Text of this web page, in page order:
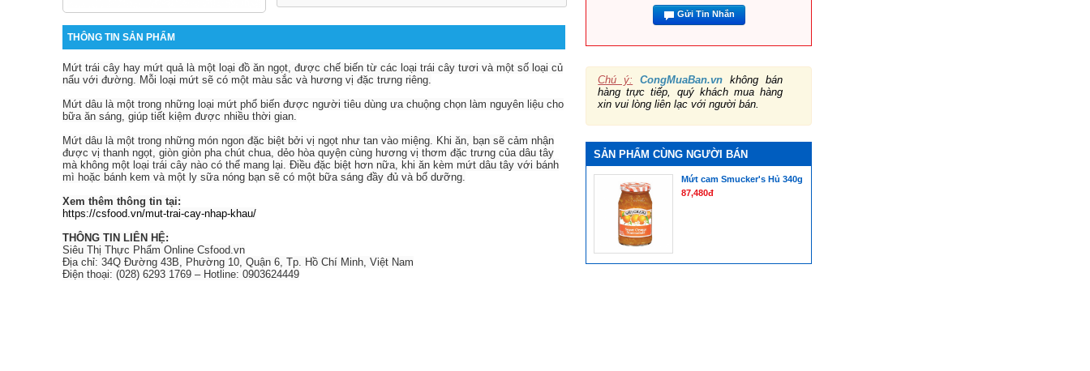
THÔNG TIN SẢN PHẨM
Mứt trái cây hay mứt quả là một loại đồ ăn ngọt, được chế biến từ các loại trái cây tươi và một số loại củ
nấu với đường. Mỗi loại mứt sẽ có một màu sắc và hương vị đặc trưng riêng.
Mứt dâu là một trong những loại mứt phổ biến được người tiêu dùng ưa chuộng chọn làm nguyên liệu cho
bữa ăn sáng, giúp tiết kiệm được nhiều thời gian.
Mứt dâu là một trong những món ngon đặc biệt bởi vị ngọt như tan vào miệng. Khi ăn, bạn sẽ cảm nhận
được vị thanh ngọt, giòn giòn pha chút chua, dẻo hòa quyện cùng hương vị thơm đặc trưng của dâu tây
mà không một loại trái cây nào có thể mang lại. Điều đặc biệt hơn nữa, khi ăn kèm mứt dâu tây với bánh
mì hoặc bánh kem và một ly sữa nóng bạn sẽ có một bữa sáng đầy đủ và bổ dưỡng.
Xem thêm thông tin tại:
https://csfood.vn/mut-trai-cay-nhap-khau/
THÔNG TIN LIÊN HỆ:
Siêu Thị Thực Phẩm Online Csfood.vn
Địa chỉ: 34Q Đường 43B, Phường 10, Quận 6, Tp. Hồ Chí Minh, Việt Nam
Điện thoại: (028) 6293 1769 – Hotline: 0903624449
Gửi Tin Nhắn
Chú ý: CongMuaBan.vn không bán
hàng trực tiếp, quý khách mua hàng
xin vui lòng liên lạc với người bán.
SẢN PHẨM CÙNG NGƯỜI BÁN
Mứt cam Smucker's Hủ 340g
87,480đ